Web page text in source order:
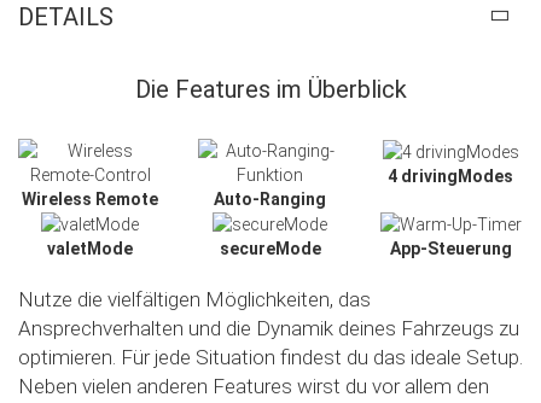
DETAILS
Die Features im Überblick
Wireless Remote Auto-Ranging
4 drivingModes
valetMode secureMode App-Steuerung
Nutze die vielfältigen Möglichkeiten, das
Ansprechverhalten und die Dynamik deines Fahrzeugs zu
optimieren. Für jede Situation findest du das ideale Setup.
Neben vielen anderen Features wirst du vor allem den